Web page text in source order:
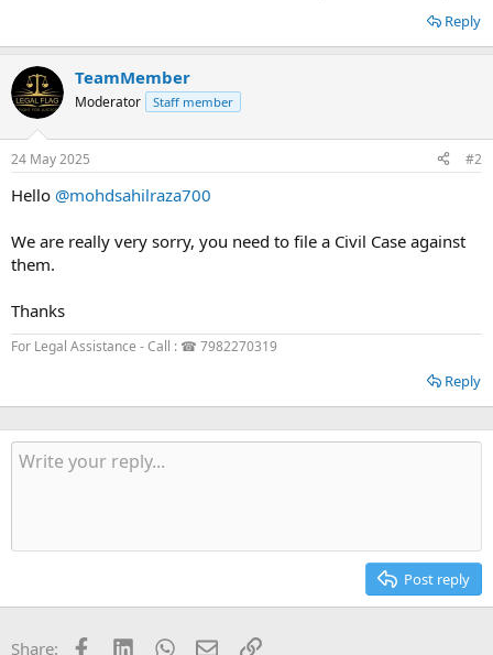
Reply
TeamMember
Moderator Staff member
24 May 2025 #2
Hello @mohdsahilraza700
We are really very sorry, you need to file a Civil Case against
them.
Thanks
For Legal Assistance - Call : ☎ 7982270319
Reply
Post reply
Share: FacebookLinkedInWhatsApp
EmailLink